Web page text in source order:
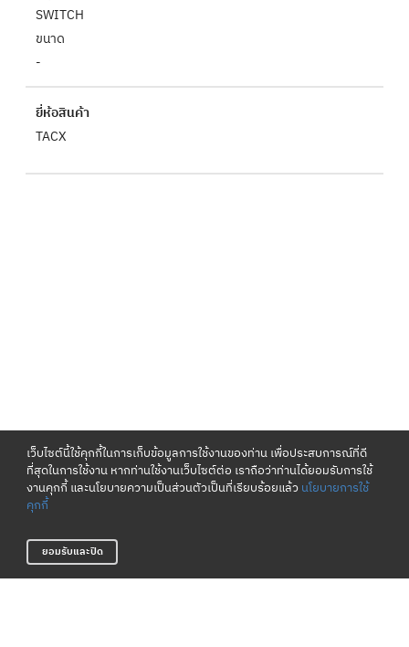
เว็บไซต์นี้ใช้คุกกี้ในการเก็บข้อมูลการใช้งานของท่าน เพื่อประสบการณ์ที่ดี
ที่สุดในการใช้งาน หากท่านใช้งานเว็บไซต์ต่อ เราถือว่าท่านได้ยอมรับการใช้
งานคุกกี้ และนโยบายความเป็นส่วนตัวเป็นที่เรียบร้อยแล้ว นโยบายการใช้
คุกกี้
ยอมรับและปิด
SWITCH
ขนาด
-
ยี่ห้อสินค้า
TACX